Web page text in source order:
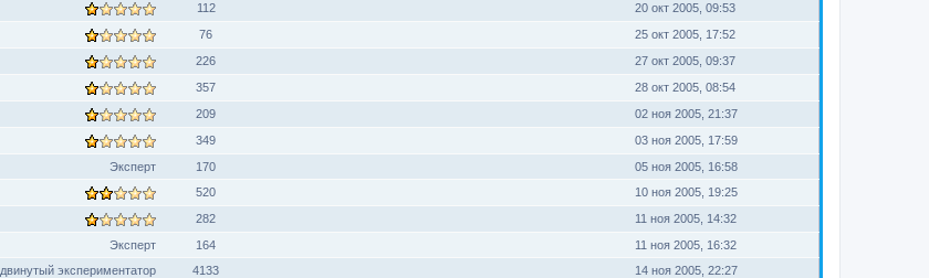
112
20 окт 2005, 09:53
76
25 окт 2005, 17:52
226
27 окт 2005, 09:37
357
28 окт 2005, 08:54
209
02 ноя 2005, 21:37
349
03 ноя 2005, 17:59
Эксперт
170
05 ноя 2005, 16:58
520
10 ноя 2005, 19:25
282
11 ноя 2005, 14:32
Эксперт
164
11 ноя 2005, 16:32
двинутый экспериментатор
4133
14 ноя 2005, 22:27